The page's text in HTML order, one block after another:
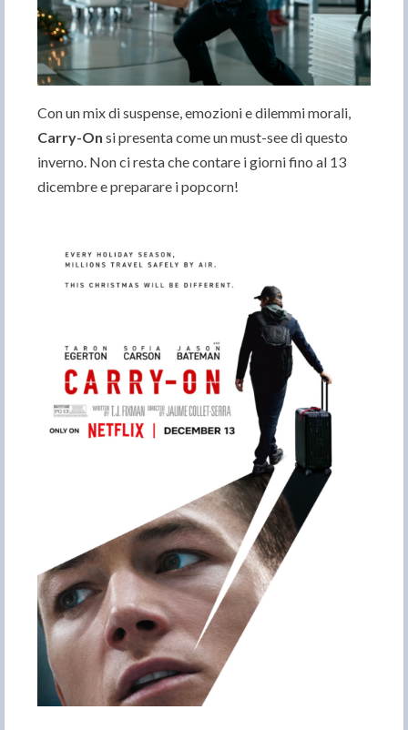
Con un mix di suspense, emozioni e dilemmi morali,
Carry-On si presenta come un must-see di questo
inverno. Non ci resta che contare i giorni fino al 13
dicembre e preparare i popcorn!